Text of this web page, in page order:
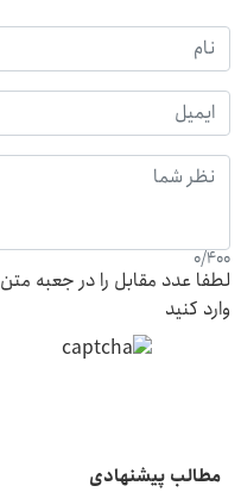
0/400
لطفا عدد مقابل را در جعبه متن
وارد کنید
مطالب پیشنهادی